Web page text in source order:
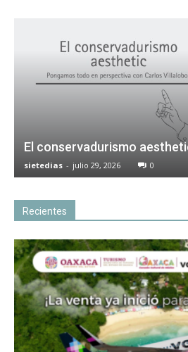
El conservadurismo
sietedias - julio 29, 2026 0
Recientes